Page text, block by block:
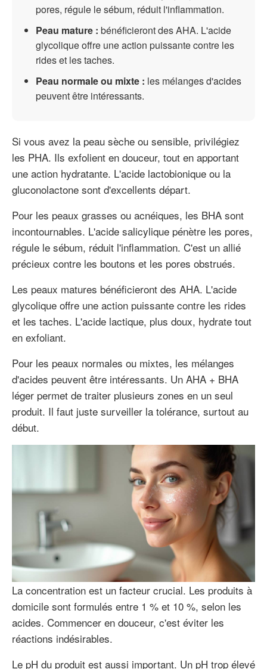
pores, régule le sébum, réduit l'inflammation.
Peau mature : bénéficieront des AHA. L'acide
glycolique offre une action puissante contre les
rides et les taches.
Peau normale ou mixte : les mélanges d'acides
peuvent être intéressants.
Si vous avez la peau sèche ou sensible, privilégiez
les PHA. Ils exfolient en douceur, tout en apportant
une action hydratante. L'acide lactobionique ou la
gluconolactone sont d'excellents départ.
Pour les peaux grasses ou acnéiques, les BHA sont
incontournables. L'acide salicylique pénètre les pores,
régule le sébum, réduit l'inflammation. C'est un allié
précieux contre les boutons et les pores obstrués.
Les peaux matures bénéficieront des AHA. L'acide
glycolique offre une action puissante contre les rides
et les taches. L'acide lactique, plus doux, hydrate tout
en exfoliant.
Pour les peaux normales ou mixtes, les mélanges
d'acides peuvent être intéressants. Un AHA + BHA
léger permet de traiter plusieurs zones en un seul
produit. Il faut juste surveiller la tolérance, surtout au
début.
La concentration est un facteur crucial. Les produits à
domicile sont formulés entre 1 % et 10 %, selon les
acides. Commencer en douceur, c'est éviter les
réactions indésirables.
Le pH du produit est aussi important. Un pH trop élevé